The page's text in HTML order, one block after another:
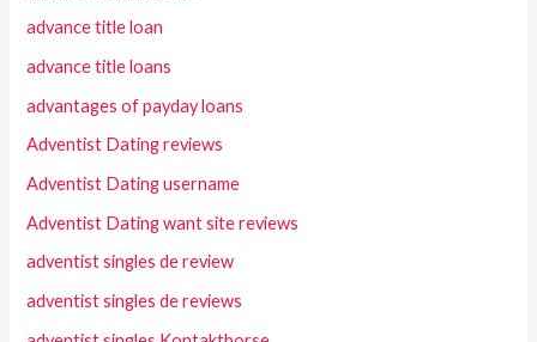
advance title loan
advance title loans
advantages of payday loans
Adventist Dating reviews
Adventist Dating username
Adventist Dating want site reviews
adventist singles de review
adventist singles de reviews